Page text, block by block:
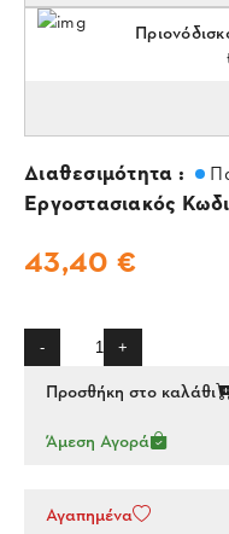
Διαθεσιμότητα :
Εργοστασιακός
43,40 €
- +
Προσθήκη στο καλάθι
Άμεση Αγορά
Αγαπημένα